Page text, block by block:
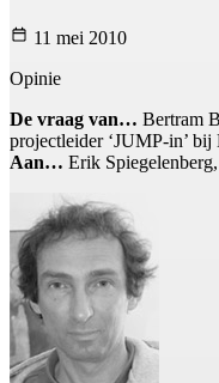
11 mei 2010
Opinie
De vraag van… Bertram
projectleider ‘JUMP-in’
Aan… Erik